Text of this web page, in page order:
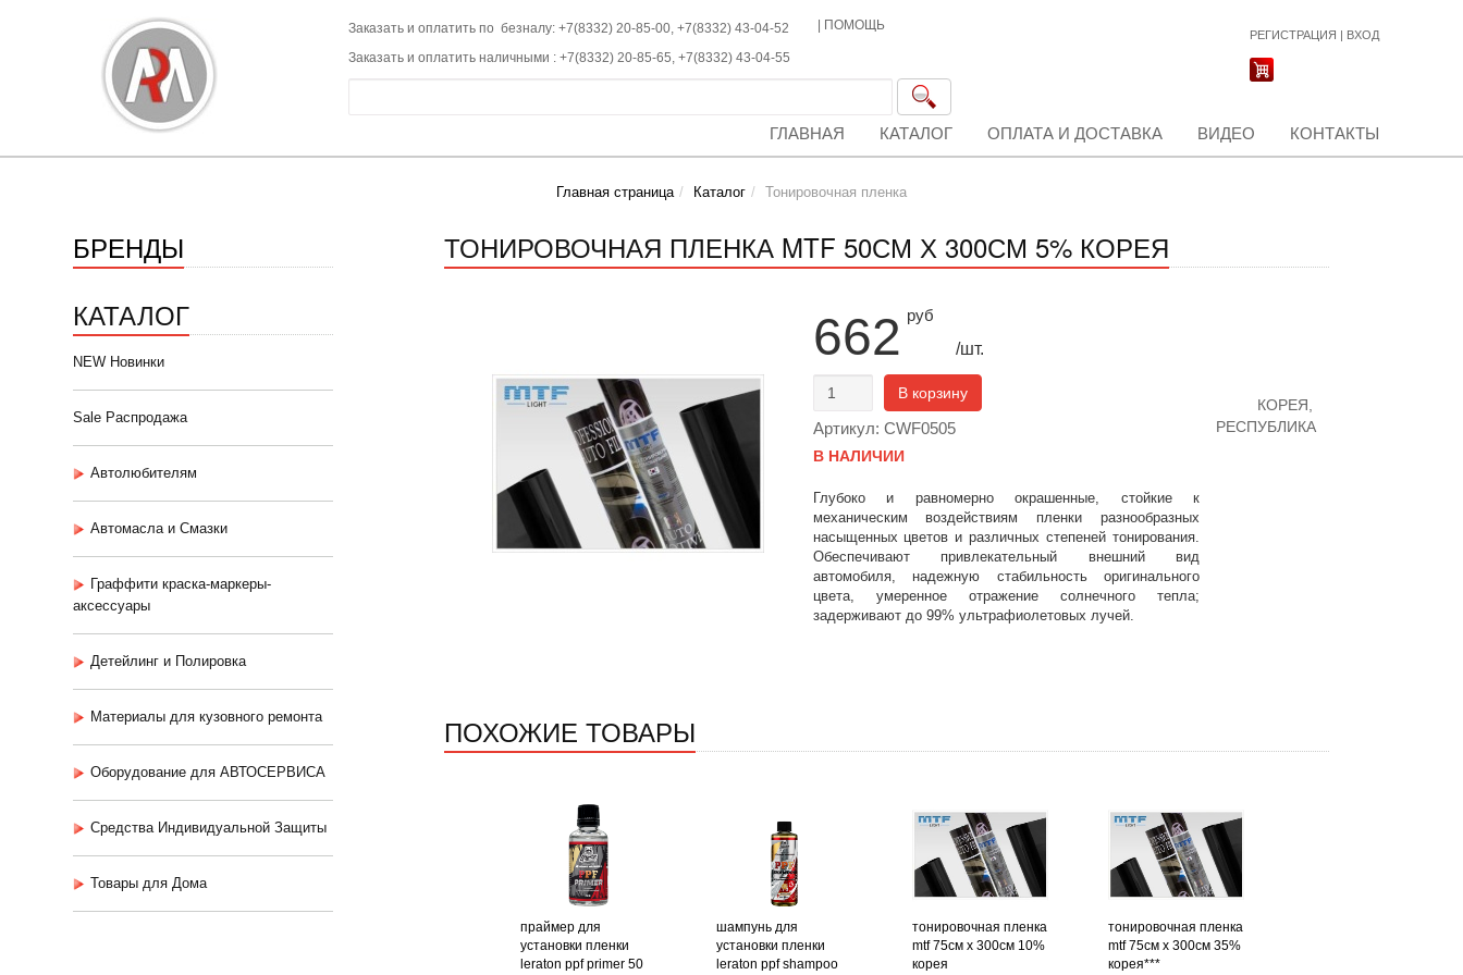
Заказать и оплатить по безналу: +7(8332) 20-85-00, +7(8332) 43-04-52
Заказать и оплатить наличными : +7(8332) 20-85-65, +7(8332) 43-04-55
ПОМОЩЬ
РЕГИСТРАЦИЯ | ВХОД
ГЛАВНАЯ КАТАЛОГ ОПЛАТА И ДОСТАВКА ВИДЕО КОНТАКТЫ
Главная страница Каталог Тонировочная пленка
БРЕНДЫ
КАТАЛОГ
NEW Новинки
Sale Распродажа
Автолюбителям
Автомасла и Смазки
Граффити краска-маркеры-
аксессуары
Детейлинг и Полировка
Материалы для кузовного ремонта
Оборудование для АВТОСЕРВИСА
Средства Индивидуальной Защиты
Товары для Дома
ТОНИРОВОЧНАЯ ПЛЕНКА MTF 50СМ Х 300СМ 5% КОРЕЯ
662 руб
/шт.
В корзину
Артикул: CWF0505
В НАЛИЧИИ
Глубоко и равномерно окрашенные, стойкие к
механическим воздействиям пленки разнообразных
насыщенных цветов и различных степеней тонирования.
Обеспечивают привлекательный внешний вид
автомобиля, надежную стабильность оригинального
цвета, умеренное отражение солнечного тепла;
задерживают до 99% ультрафиолетовых лучей.
КОРЕЯ,
РЕСПУБЛИКА
ПОХОЖИЕ ТОВАРЫ
праймер для
установки пленки
leraton ppf primer 50
шампунь для
установки пленки
leraton ppf shampoo
тонировочная пленка
mtf 75см х 300см 10%
корея
тонировочная пленка
mtf 75см х 300см 35%
корея***